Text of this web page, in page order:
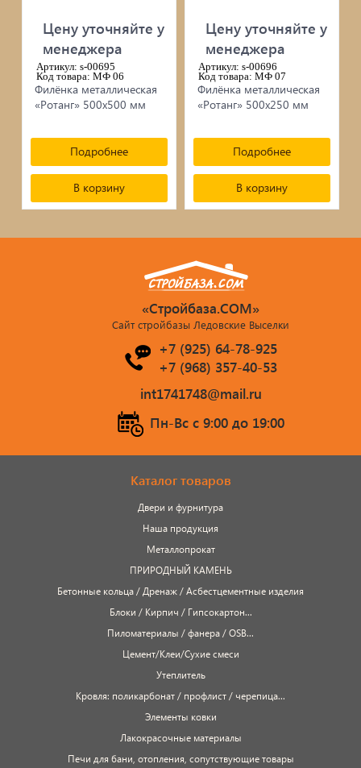
Элементы ковки
Лакокрасочные материалы
Ручной инструмент
Метизы
Пропитки для дерева
Печи для бани, отопления,
сопутствующие товары
Брусчатка/Тротуарная плитка
Купели и бассейны из полипропилена
Цену уточняйте у
менеджера
Артикул: s-00695
Код товара: МФ 06
Филёнка металлическая
«Ротанг» 500х500 мм
Подробнее
В корзину
Цену уточняйте у
менеджера
Артикул: s-00696
Код товара: МФ 07
Филёнка металлическая
«Ротанг» 500х250 мм
Подробнее
В корзину
«Стройбаза.COM»
Сайт стройбазы Ледовские Выселки
+7 (925) 64-78-925
+7 (968) 357-40-53
int1741748@mail.ru
Пн-Вс c 9:00 до 19:00
Каталог товаров
Двери и фурнитура
Наша продукция
Металлопрокат
ПРИРОДНЫЙ КАМЕНЬ
Бетонные кольца / Дренаж / Асбестцементные изделия
Блоки / Кирпич / Гипсокартон...
Пиломатериалы / фанера / OSB...
Цемент/Клеи/Сухие смеси
Утеплитель
Кровля: поликарбонат / профлист / черепица...
Элементы ковки
Лакокрасочные материалы
Печи для бани, отопления, сопутствующие товары